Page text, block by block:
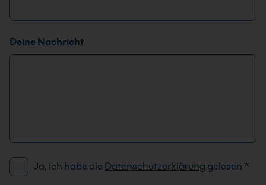
Deine Nachricht
D
S
Ja, ich habe die Datenschutzerklärung gelesen *